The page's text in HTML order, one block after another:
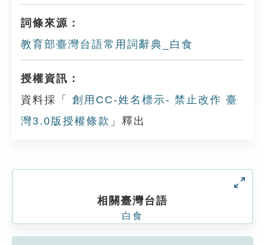
詞條來源：
教育部臺灣台語常用詞辭典_白食
授權資訊：
資料採「
創用CC-姓名標示- 禁止改作 臺
灣3.0版授權條款 」釋出
相關臺灣台語
白食